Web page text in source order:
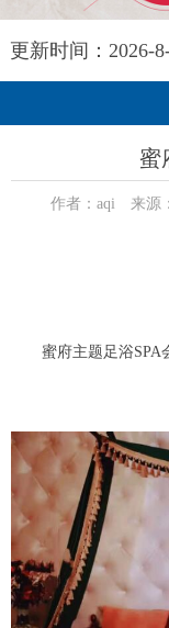
更新时间：2026-
所
蜜
作者：aqi 来源
蜜府主题足浴SPA